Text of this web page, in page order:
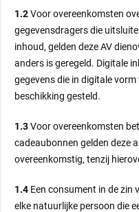
1.2Voor overeenkomsten
gegevensdragers die
inhoud, gelden deze AV
anders is geregeld. Digitale
gegevens die in digitale
beschikking gesteld.
1.3Voor overeenkomsten
cadeaubonnen gelden deze
overeenkomstig, tenzij
1.4 Een consument in de zin
elke natuurlijke persoon die